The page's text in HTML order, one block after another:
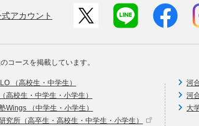
アカウント
コースを掲載しています。
（高校生・中学生）
高校生・中学生・小学生）
Wings （中学生・小学生）
究所（高卒生・高校生・中学生・小学生）
河
河
大